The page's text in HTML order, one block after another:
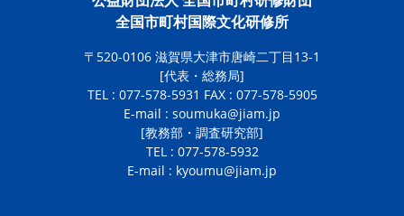
全国市町村国際文化研修所
〒520-0106 滋賀県大津市唐崎二丁目13-1
[代表・総務局]
TEL : 077-578-5931 FAX : 077-578-5905
E-mail : soumuka@jiam.jp
[教務部・調査研究部]
TEL : 077-578-5932
E-mail : kyoumu@jiam.jp